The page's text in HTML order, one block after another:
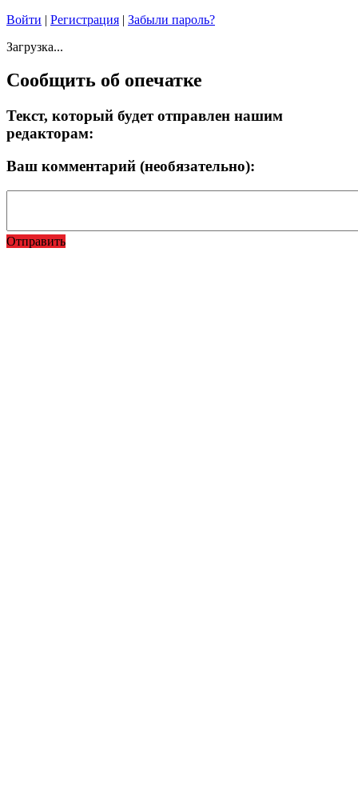
Войти | Регистрация | Забыли пароль?
Загрузка...
Сообщить об опечатке
Текст, который будет отправлен нашим
редакторам:
Ваш комментарий (необязательно):
Отправить